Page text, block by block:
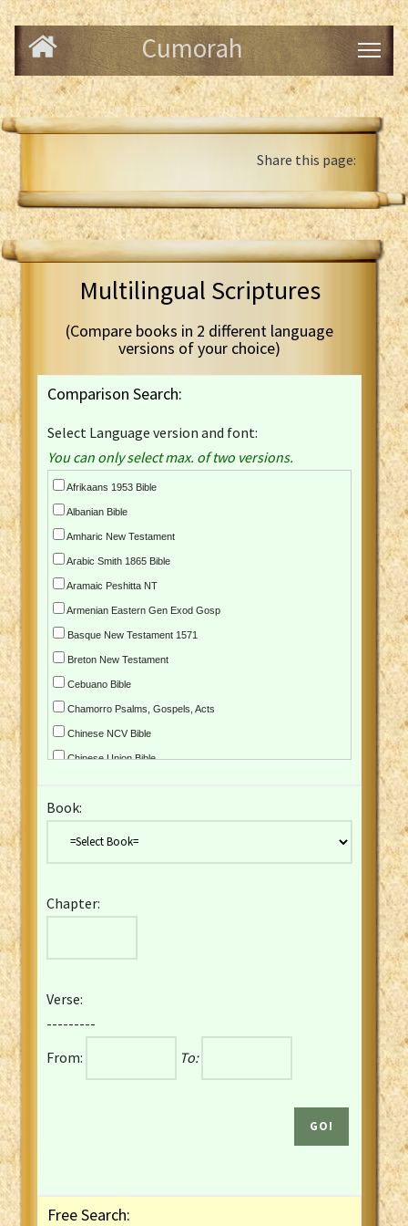
Cumorah
Share this page:
Multilingual Scriptures
(Compare books in 2 different language
versions of your choice)
Comparison Search:
Select Language version and font:
You can only select max. of two versions.
Afrikaans 1953 Bible
Albanian Bible
Amharic New Testament
Arabic Smith 1865 Bible
Aramaic Peshitta NT
Armenian Eastern Gen Exod Gosp
Basque New Testament 1571
Breton New Testament
Cebuano Bible
Chamorro Psalms, Gospels, Acts
Chinese NCV Bible
Chinese Union Bible
Czech Kralicka Bible
English YLT 1898 Bible
French Darby Bible
French Louis Segond Bible
Gaelic (Manx) Selections
Gaelic (Scottish) Mark
Book:
Chapter:
Verse:
---------
From:
To:
Free Search: